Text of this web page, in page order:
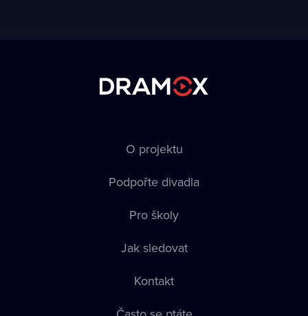
O projektu
Podpořte divadla
Pro školy
Jak sledovat
Kontakt